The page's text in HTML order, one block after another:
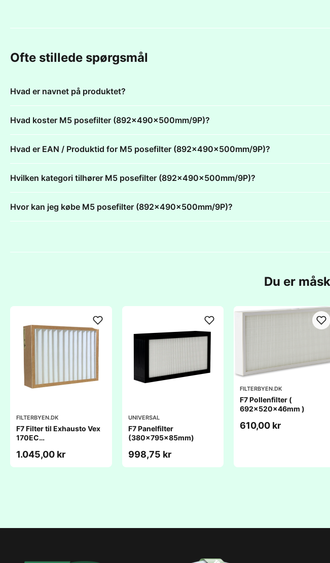
Ofte stillede spørgsmål
Hvad er navnet på produktet?
Hvad koster M5 posefilter (892x490x500mm/9P)?
Hvad er EAN / Produktid for M5 posefilter (892x490x500mm/9P)?
Hvilken kategori tilhører M5 posefilter (892x490x500mm/9P)?
Hvor kan jeg købe M5 posefilter (892x490x500mm/9P)?
Du er
FILTERBYEN.DK
F7 Filter til Exhausto Vex
170EC
1.045,00 kr
UNIVERSAL
F7 Panelfilter
(380x795x85mm)
998,75 kr
FILTERBYEN.DK
F7 Pollenfilter (
692x520x46mm )
610,00 kr